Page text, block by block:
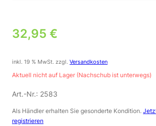
32,95 €
inkl. 19 % MwSt. zzgl.Versandkosten
Aktuell nicht auf Lager (Nachschub ist unterwegs)
Art.-Nr.: 2583
Als Händler erhalten Sie gesonderte Kondition.
registrieren